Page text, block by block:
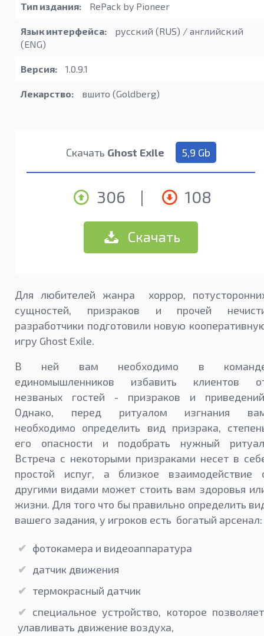
Тип издания: RePack by Pioneer
Язык интерфейса:
русский (RUS) / английский
(ENG)
Версия: 1.0.9.1
Лекарство: вшито (Goldberg)
Скачать Ghost Exile 5,9 Gb
306 | 108
Скачать
Для любителей жанра хоррор,
сущностей, призраков и прочей
разработчики подготовили новую
игру Ghost Exile.
В ней вам необходимо в
единомышленников избавить клиентов
незваных гостей - призраков и
Однако, перед ритуалом изгнания
необходимо определить вид призрака,
его опасности и подобрать нужный
Встреча с некоторыми призраками несет в
простой испуг, а близкое взаимодействие
другими видами может стоить вам здоровья
жизни. Для того что бы правильно определить
вашего задания, у игроков есть богатый арсенал:
фотокамера и видеоаппаратура
датчик движения
термокрасный датчик
специальное устройство, которое позволяет
улавливать движение воздуха,